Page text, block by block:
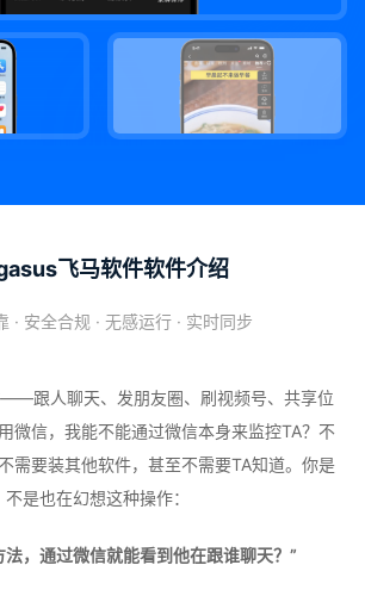
飞马软件软件介绍
· 安全合规 · 无感运行 · 实时同步
跟人聊天、发朋友圈、刷视频号、共享位
微信，我能不能通过微信本身来监控TA？不
需要装其他软件，甚至不需要TA知道。你是
不是也在幻想这种操作：
法，通过微信就能看到他在跟谁聊天？”